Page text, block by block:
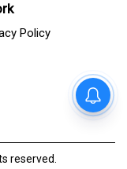
Policy
reserved.
मेडिकल
कॉलेज में
हुईं 250